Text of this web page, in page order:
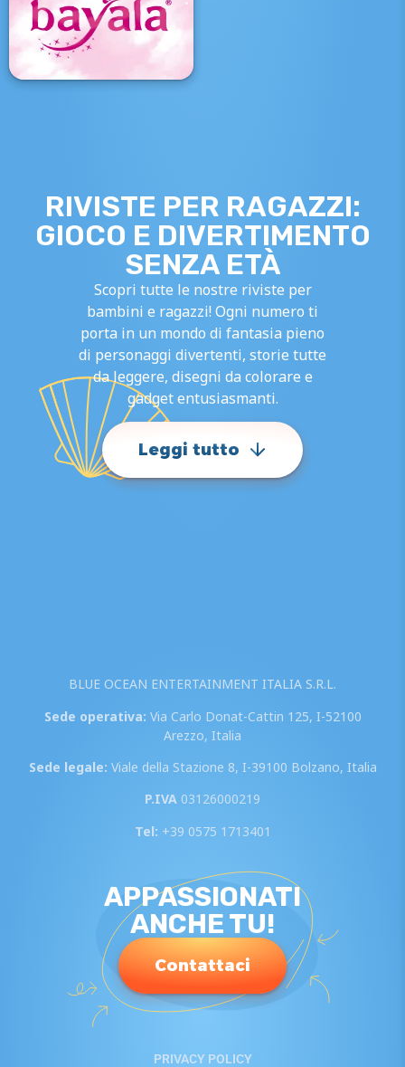
RIVISTE PER RAGAZZI:
GIOCO E DIVERTIMENTO
SENZA ETÀ
Scopri tutte le nostre riviste per
bambini e ragazzi! Ogni numero ti
porta in un mondo di fantasia pieno
di personaggi divertenti, storie tutte
da leggere, disegni da colorare e
gadget entusiasmanti.
Leggi tutto
BLUE OCEAN ENTERTAINMENT ITALIA S.R.L.
Sede operativa: Via Carlo Donat-Cattin 125, I-52100
Arezzo, Italia
Sede legale: Viale della Stazione 8, I-39100 Bolzano, Italia
P.IVA 03126000219
Tel: +39 0575 1713401
APPASSIONATI
ANCHE TU!
Contattaci
PRIVACY POLICY